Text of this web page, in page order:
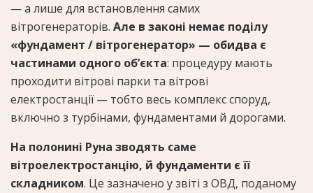
— а лише для встановлення самих
вітрогенераторів. Але в законі немає поділу
«фундамент / вітрогенератор» — обидва є
частинами одного об’єкта: процедуру мають
проходити вітрові парки та вітрові
електростанції — тобто весь комплекс споруд,
включно з турбінами, фундаментами й дорогами.
На полонині Руна зводять саме
вітроелектростанцію, й фундаменти є її
складником. Це зазначено у звіті з ОВД, поданому